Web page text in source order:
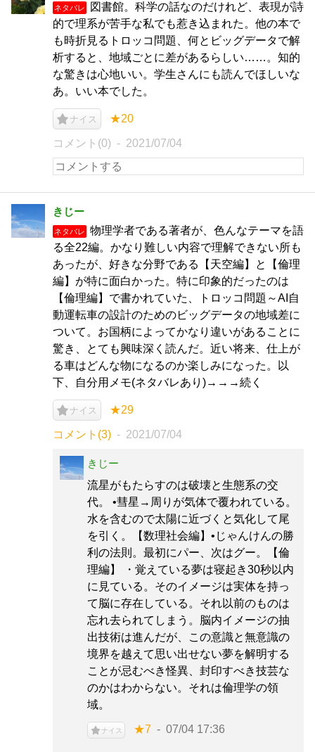
ネタバレ
図書館。科学の話なのだけれど、表現が詩
的で理系が苦手な私でも惹き込まれた。他の本で
も時折見るトロッコ問題、何とビッグデータで解
析すると、地域ごとに差があるらしい……。知的
な驚きは心地いい。学生さんにも読んでほしいな
あ。いい本でした。
ナイス ★20
コメント(0) 2021/07/04
きじー
ネタバレ
物理学者である著者が、色んなテーマを語
る全22編。かなり難しい内容で理解できない所も
あったが、好きな分野である【天空編】と【倫理
編】が特に面白かった。特に印象的だったのは
【倫理編】で書かれていた、トロッコ問題～AI自
動運転車の設計のためのビッグデータの地域差に
ついて。お国柄によってかなり違いがあることに
驚き、とても興味深く読んだ。近い将来、仕上が
る車はどんな物になるのか楽しみになった。以
下、自分用メモ(ネタバレあり)→→→続く
ナイス ★29
コメント(3) 2021/07/04
きじー
流星がもたらすのは破壊と生態系の交
代。 •彗星→周りが気体で覆われている。
水を含むので太陽に近づくと気化して尾
を引く。【数理社会編】•じゃんけんの勝
利の法則。最初にパー、次はグー。【倫
理編】 ・覚えている夢は寝起き30秒以内
に見ている。そのイメージは実体を持っ
て脳に存在している。それ以前のものは
忘れ去られてしまう。脳内イメージの抽
出技術は進んだが、この意識と無意識の
境界を越えて思い出せない夢を解明する
ことが忌むべき怪異、封印すべき技芸な
のかはわからない。それは倫理学の領
域。
ナイス ★7 07/04 17:36